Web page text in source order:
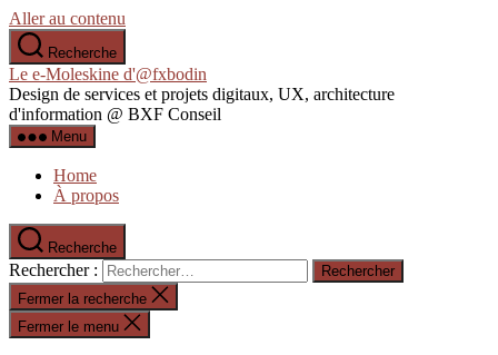
Aller au contenu
Recherche
Le e-Moleskine d'@fxbodin
Design de services et projets digitaux, UX, architecture
d'information @ BXF Conseil
Menu
Home
À propos
Recherche
Rechercher :
Fermer la recherche
Fermer le menu